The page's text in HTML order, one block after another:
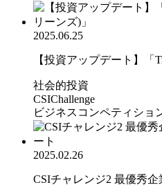
2025.06.25
【投資アップデート】「
社会的投資
CSIChallenge
ビジネスコンペティショ
2025.02.26
CSIチャレンジ2 最優秀